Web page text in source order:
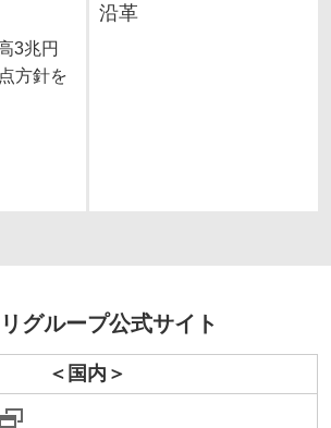
3兆円
方針を
沿革
グループ公式サイト
＜国内＞